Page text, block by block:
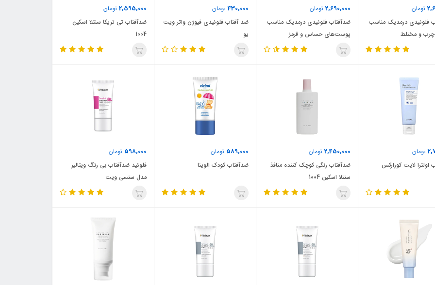
تومان
فلوئیدی درمدیک مناسب
و مختلط
2,690,000 تومان
ضدآفتاب فلوئیدی درمدیک مناسب
پوست‌های حساس و قرمز
430,000تومان
ضد آفتاب فلوئیدی فیوژن واتر ویت
یو
2,595,000 تومان
ضدآفتاب تی تریکا سنتلا اسکین
1004
تومان
اولترا لایت کوزارکس
2,450,000 تومان
ضدآفتاب رنگی کوچک کننده منافذ
سنتلا اسکین 1004
589,000 تومان
ضدآفتاب کودک الوینا
598,000 تومان
فلوئید ضدآفتاب بی رنگ ویتالیر
مدل سنسی ویت